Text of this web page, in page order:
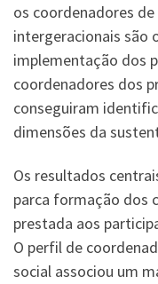
os coordenadores
intergeracionais são
implementação dos
coordenadores dos
conseguiram
dimensões da
Os resultados
parca formação dos
prestada aos
O perfil de
social associou um